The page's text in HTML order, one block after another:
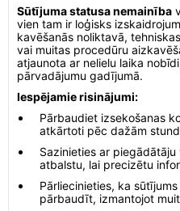
Sūtījuma statusa nemainība
vien tam ir loģisks
kavēšanās noliktavā,
vai muitas procedūru
atjaunota ar nelielu laika
pārvadājumu gadījumā.
Iespējamie risinājumi:
Pārbaudiet izsekošanas
atkārtoti pēc dažām
Sazinieties ar
atbalstu, lai precizētu
Pārliecinieties, ka
pārbaudīt, izmantojot